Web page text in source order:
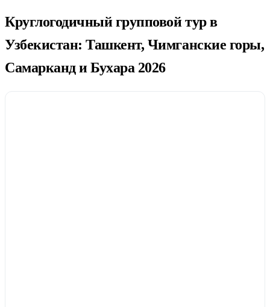
Круглогодичный групповой тур в
Узбекистан: Ташкент, Чимганские горы,
Самарканд и Бухара 2026